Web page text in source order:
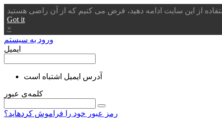
Got it
×
ورود به سیستم
ایمیل
آدرس ایمیل اشتباه است
کلمه‌ی عبور
رمز عبور خود را فراموش کردهاید؟